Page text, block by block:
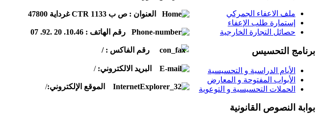
العنوان : ص ب 1133 CTR غرداية 47800
رقم الهاتف : 10. 46. 20 .
92. 07
رقم الفاكس :/
البريد الالكتروني:
/
الموقع الإلكتروني:/
ملف الاعفاء الجمركي
إستمارة طلب الإعفاء
حصائل التجارة الخارجية
برنامج التحسيس
الأيام الدراسية و التحسيسية
الأبواب المفتوحة و المعارض
الحملات التحسيسية و التوعوية
بوابة النصوص القانونية